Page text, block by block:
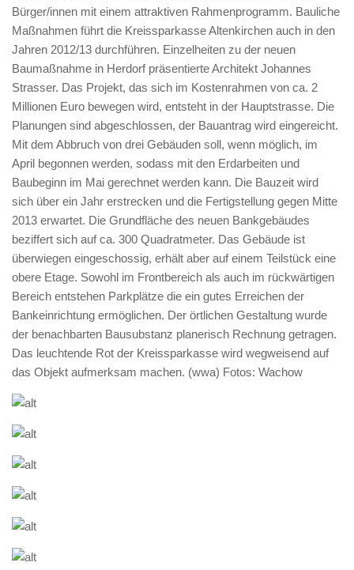
Bürger/innen mit einem attraktiven Rahmenprogramm. Bauliche
Maßnahmen führt die Kreissparkasse Altenkirchen auch in den
Jahren 2012/13 durchführen. Einzelheiten zu der neuen
Baumaßnahme in Herdorf präsentierte Architekt Johannes
Strasser. Das Projekt, das sich im Kostenrahmen von ca. 2
Millionen Euro bewegen wird, entsteht in der Hauptstrasse. Die
Planungen sind abgeschlossen, der Bauantrag wird eingereicht.
Mit dem Abbruch von drei Gebäuden soll, wenn möglich, im
April begonnen werden, sodass mit den Erdarbeiten und
Baubeginn im Mai gerechnet werden kann. Die Bauzeit wird
sich über ein Jahr erstrecken und die Fertigstellung gegen Mitte
2013 erwartet. Die Grundfläche des neuen Bankgebäudes
beziffert sich auf ca. 300 Quadratmeter. Das Gebäude ist
überwiegen eingeschossig, erhält aber auf einem Teilstück eine
obere Etage. Sowohl im Frontbereich als auch im rückwärtigen
Bereich entstehen Parkplätze die ein gutes Erreichen der
Bankeinrichtung ermöglichen. Der örtlichen Gestaltung wurde
der benachbarten Bausubstanz planerisch Rechnung getragen.
Das leuchtende Rot der Kreissparkasse wird wegweisend auf
das Objekt aufmerksam machen. (wwa) Fotos: Wachow